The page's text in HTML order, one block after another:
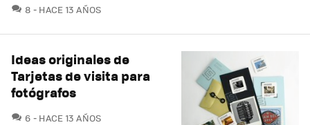
8 COMENTARIOS
HACE 13 AÑOS
Ideas originales de
Tarjetas de visita para
fotógrafos
6 COMENTARIOS
HACE 13 AÑOS